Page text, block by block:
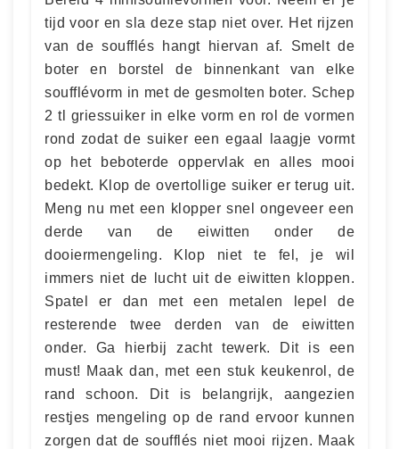
tijd voor en sla deze stap niet over. Het rijzen
van de soufflés hangt hiervan af. Smelt de
boter en borstel de binnenkant van elke
soufflévorm in met de gesmolten boter. Schep
2 tl griessuiker in elke vorm en rol de vormen
rond zodat de suiker een egaal laagje vormt
op het beboterde oppervlak en alles mooi
bedekt. Klop de overtollige suiker er terug uit.
Meng nu met een klopper snel ongeveer een
derde van de eiwitten onder de
dooiermengeling. Klop niet te fel, je wil
immers niet de lucht uit de eiwitten kloppen.
Spatel er dan met een metalen lepel de
resterende twee derden van de eiwitten
onder. Ga hierbij zacht tewerk. Dit is een
must! Maak dan, met een stuk keukenrol, de
rand schoon. Dit is belangrijk, aangezien
restjes mengeling op de rand ervoor kunnen
zorgen dat de soufflés niet mooi rijzen. Maak